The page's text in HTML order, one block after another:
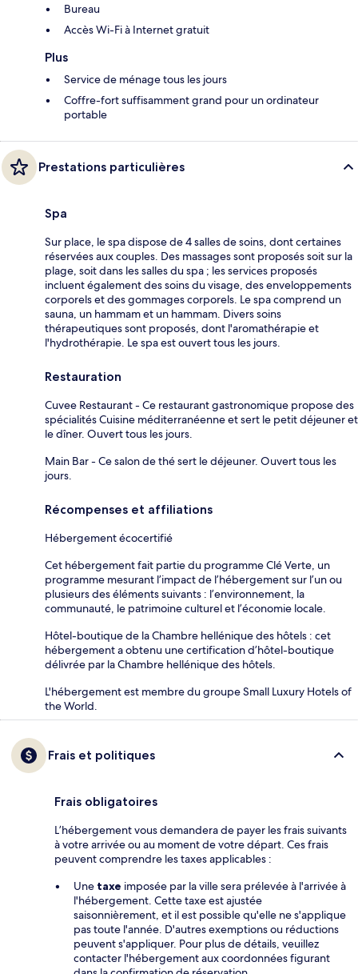
Bureau
Accès Wi-Fi à Internet gratuit
Plus
Service de ménage tous les jours
Coffre-fort suffisamment grand pour un ordinateur
portable
Prestations particulières
Spa
Sur place, le spa dispose de 4 salles de soins, dont certaines
réservées aux couples. Des massages sont proposés soit sur la
plage, soit dans les salles du spa ; les services proposés
incluent également des soins du visage, des enveloppements
corporels et des gommages corporels. Le spa comprend un
sauna, un hammam et un hammam. Divers soins
thérapeutiques sont proposés, dont l'aromathérapie et
l'hydrothérapie. Le spa est ouvert tous les jours.
Restauration
Cuvee Restaurant - Ce restaurant gastronomique propose des
spécialités Cuisine méditerranéenne et sert le petit déjeuner et
le dîner. Ouvert tous les jours.
Main Bar - Ce salon de thé sert le déjeuner. Ouvert tous les
jours.
Récompenses et affiliations
Hébergement écocertifié
Cet hébergement fait partie du programme Clé Verte, un
programme mesurant l’impact de l’hébergement sur l’un ou
plusieurs des éléments suivants : l’environnement, la
communauté, le patrimoine culturel et l’économie locale.
Hôtel-boutique de la Chambre hellénique des hôtels : cet
hébergement a obtenu une certification d’hôtel-boutique
délivrée par la Chambre hellénique des hôtels.
L'hébergement est membre du groupe Small Luxury Hotels of
the World.
Frais et politiques
Frais obligatoires
L’hébergement vous demandera de payer les frais suivants
à votre arrivée ou au moment de votre départ. Ces frais
peuvent comprendre les taxes applicables :
Une taxe imposée par la ville sera prélevée à l'arrivée à
l'hébergement. Cette taxe est ajustée
saisonnièrement, et il est possible qu'elle ne s'applique
pas toute l'année. D'autres exemptions ou réductions
peuvent s'appliquer. Pour plus de détails, veuillez
contacter l'hébergement aux coordonnées figurant